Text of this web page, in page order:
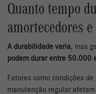
Quanto tempo
amortecedores e
A durabilidade varia, mas
podem durar entre 50.000
Fatores como condições
manutenção regular